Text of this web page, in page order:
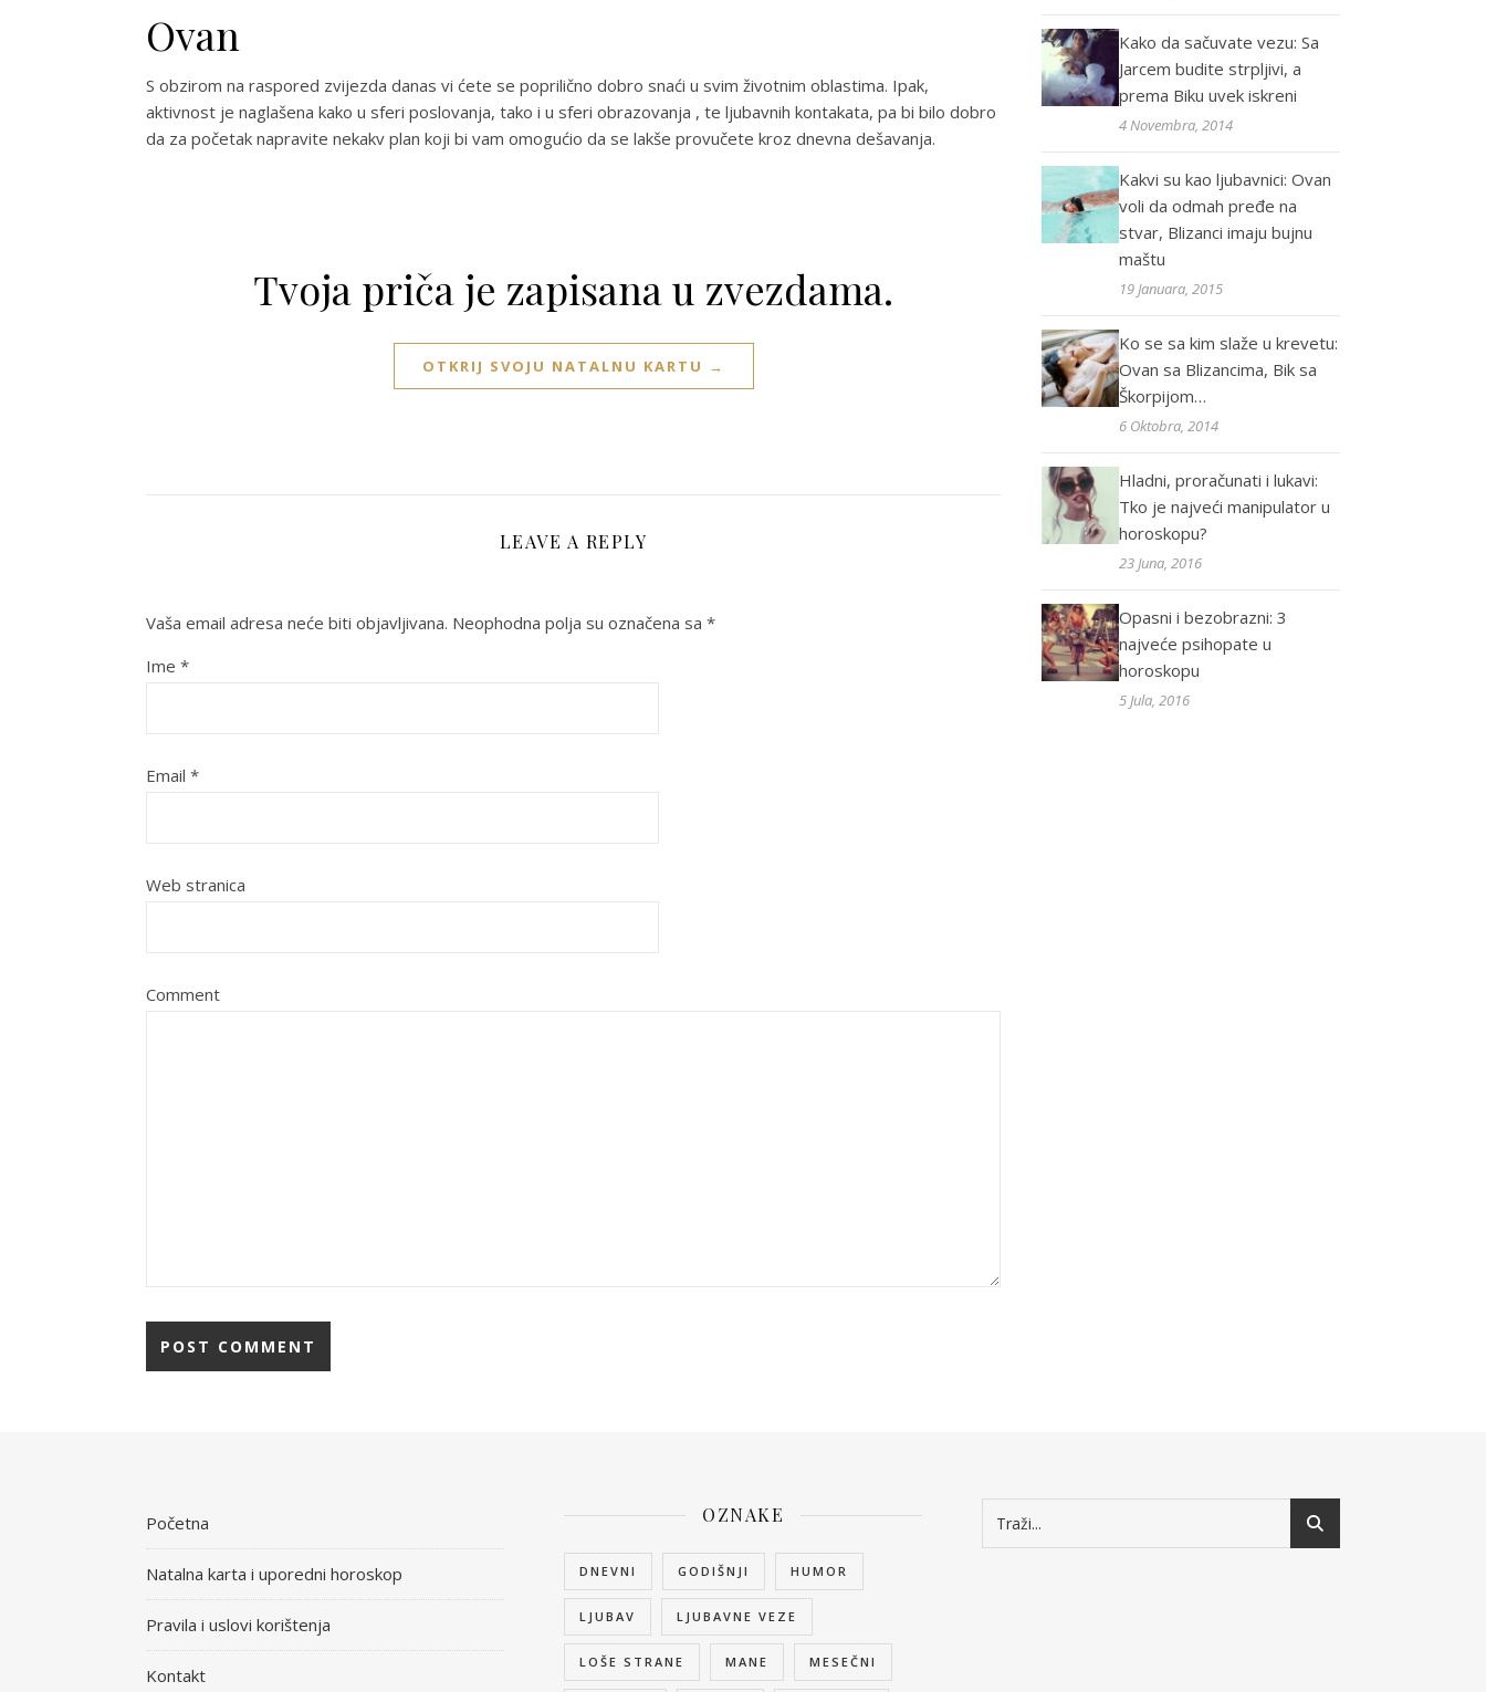
Ovan
S obzirom na raspored zvijezda danas vi ćete se poprilično dobro snaći u svim životnim oblastima. Ipak,
aktivnost je naglašena kako u sferi poslovanja, tako i u sferi obrazovanja , te ljubavnih kontakata, pa bi bilo dobro
da za početak napravite nekakv plan koji bi vam omogućio da se lakše provučete kroz dnevna dešavanja.
Tvoja priča je zapisana u zvezdama.
OTKRIJ SVOJU NATALNU KARTU →
LEAVE A REPLY
Vaša email adresa neće biti objavljivana. Neophodna polja su označena sa *
Ime *
Email *
Web stranica
Comment
Kako da sačuvate vezu: Sa
Jarcem budite strpljivi, a
prema Biku uvek iskreni
4 Novembra, 2014
Kakvi su kao ljubavnici: Ovan
voli da odmah pređe na
stvar, Blizanci imaju bujnu
maštu
19 Januara, 2015
Ko se sa kim slaže u krevetu:
Ovan sa Blizancima, Bik sa
Škorpijom…
6 Oktobra, 2014
Hladni, proračunati i lukavi:
Tko je najveći manipulator u
horoskopu?
23 Juna, 2016
Opasni i bezobrazni: 3
najveće psihopate u
horoskopu
5 Jula, 2016
Početna
Natalna karta i uporedni horoskop
Pravila i uslovi korištenja
Kontakt
OZNAKE
DNEVNI GODIŠNJI HUMOR
LJUBAV LJUBAVNE VEZE
LOŠE STRANE MANE MESEČNI